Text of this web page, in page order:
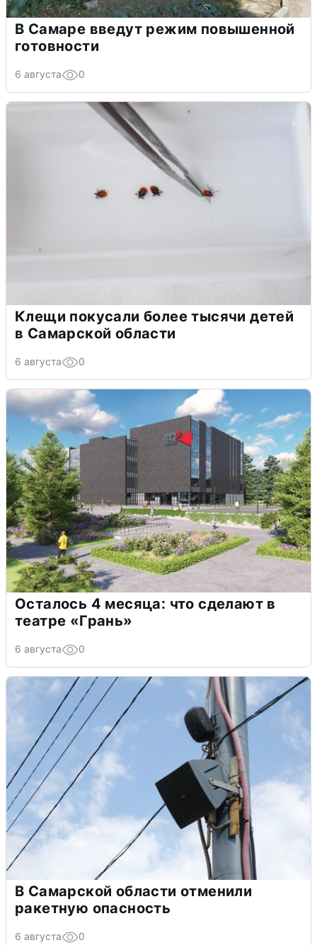
В Самаре введут режим повышенной
готовности
6 августа 0
Клещи покусали более тысячи детей
в Самарской области
6 августа 0
Осталось 4 месяца: что сделают в
театре «Грань»
6 августа 0
В Самарской области отменили
ракетную опасность
6 августа 0